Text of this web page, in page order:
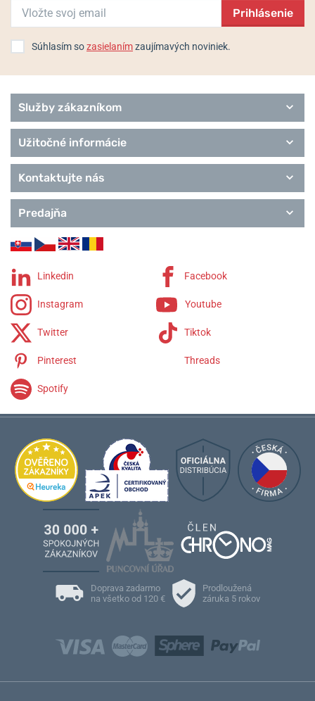
Prihlásenie
Súhlasím sozasielanímzaujímavých noviniek.
Služby zákazníkom
Užitočné informácie
Kontaktujte nás
Predajňa
Linkedin Facebook
Instagram Youtube
Twitter Tiktok
Pinterest Threads
Spotify
Doprava zadarmo
na všetko od 120 €
Prodloužená
záruka 5 rokov